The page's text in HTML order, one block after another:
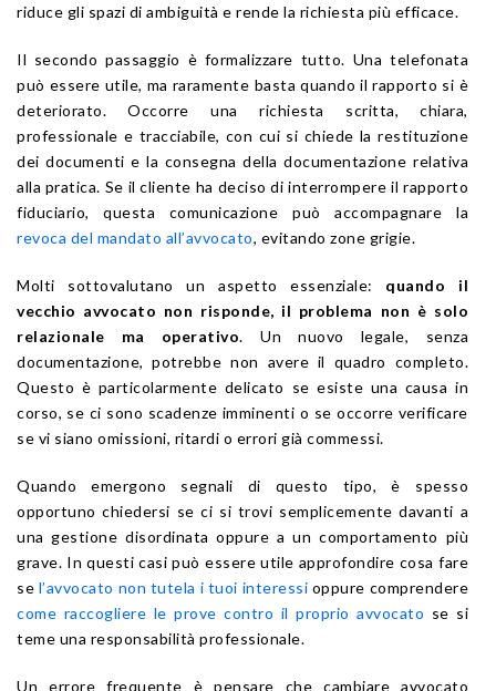
riduce gli spazi di ambiguità e rende la richiesta più efficace.
Il secondo passaggio è formalizzare tutto. Una telefonata
può essere utile, ma raramente basta quando il rapporto si è
deteriorato. Occorre una richiesta scritta, chiara,
professionale e tracciabile, con cui si chiede la restituzione
dei documenti e la consegna della documentazione relativa
alla pratica. Se il cliente ha deciso di interrompere il rapporto
fiduciario, questa comunicazione può accompagnare la
revoca del mandato all’avvocato, evitando zone grigie.
Molti sottovalutano un aspetto essenziale: quando il
vecchio avvocato non risponde, il problema non è solo
relazionale ma operativo. Un nuovo legale, senza
documentazione, potrebbe non avere il quadro completo.
Questo è particolarmente delicato se esiste una causa in
corso, se ci sono scadenze imminenti o se occorre verificare
se vi siano omissioni, ritardi o errori già commessi.
Quando emergono segnali di questo tipo, è spesso
opportuno chiedersi se ci si trovi semplicemente davanti a
una gestione disordinata oppure a un comportamento più
grave. In questi casi può essere utile approfondire cosa fare
se l’avvocato non tutela i tuoi interessi oppure comprendere
come raccogliere le prove contro il proprio avvocato se si
teme una responsabilità professionale.
Un errore frequente è pensare che cambiare avvocato